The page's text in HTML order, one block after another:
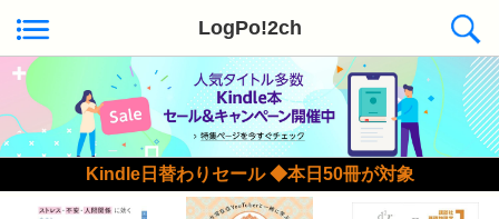
LogPo!2ch
Kindle日替わりセール ◆本日50冊が対象